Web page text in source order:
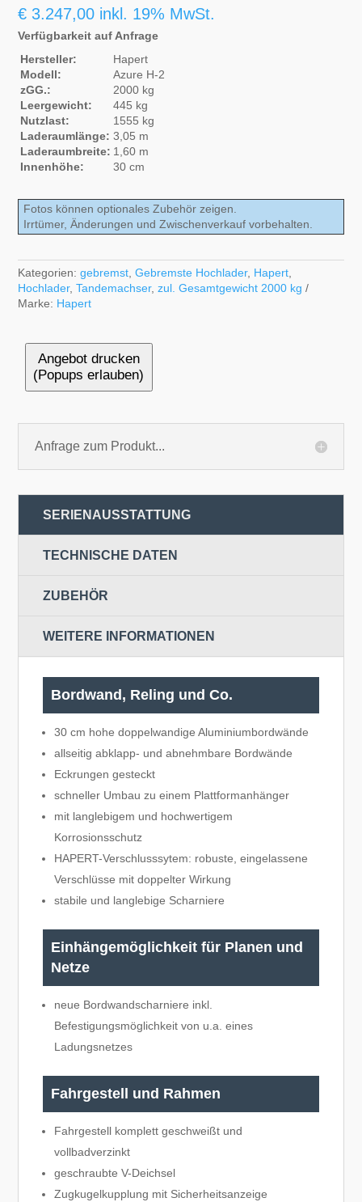
€ 3.247,00 inkl. 19% MwSt.
Verfügbarkeit auf Anfrage
Hersteller:
Hapert
Modell:
Azure H-2
zGG.:
2000 kg
Leergewicht:
445 kg
Nutzlast:
1555 kg
Laderaumlänge: 3,05 m
Laderaumbreite: 1,60 m
Innenhöhe:
30 cm
Fotos können optionales Zubehör zeigen.
Irrtümer, Änderungen und Zwischenverkauf vorbehalten.
Kategorien:gebremst ,Gebremste Hochlader, Hapert
Hochlader,Tandemachser,zul. Gesamtgewicht 2000 kg
Marke: Hapert
Angebot drucken
(Popups erlauben)
Anfrage zum Produkt...
SERIENAUSSTATTUNG
TECHNISCHE DATEN
ZUBEHÖR
WEITERE INFORMATIONEN
Bordwand, Reling und Co.
30 cm hohe doppelwandige Aluminiumbordwände
allseitig abklapp- und abnehmbare Bordwände
Eckrungen gesteckt
schneller Umbau zu einem Plattformanhänger
mit langlebigem und hochwertigem
Korrosionsschutz
HAPERT-Verschlusssytem: robuste, eingelassene
Verschlüsse mit doppelter Wirkung
stabile und langlebige Scharniere
Einhängemöglichkeit für Planen und
Netze
neue Bordwandscharniere inkl.
Befestigungsmöglichkeit von u.a. eines
Ladungsnetzes
Fahrgestell und Rahmen
Fahrgestell komplett geschweißt und
vollbadverzinkt
geschraubte V-Deichsel
Zugkugelkupplung mit Sicherheitsanzeige